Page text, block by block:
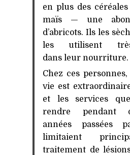
en plus des
maïs — une
d’abricots. Ils les
les utilisent
dans leur nourriture.
Chez ces
vie est
et les services
rendre pendant
années passées
limitaient
traitement de